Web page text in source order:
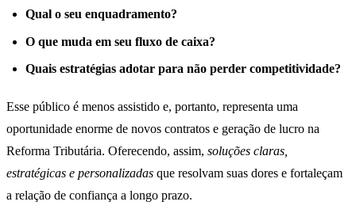
Qual o seu enquadramento?
O que muda em seu fluxo de caixa?
Quais estratégias adotar para não perder competitividade?
Esse público é menos assistido e, portanto, representa uma
oportunidade enorme de novos contratos e geração de lucro na
Reforma Tributária. Oferecendo, assim, soluções claras,
estratégicas e personalizadas que resolvam suas dores e fortaleçam
a relação de confiança a longo prazo.